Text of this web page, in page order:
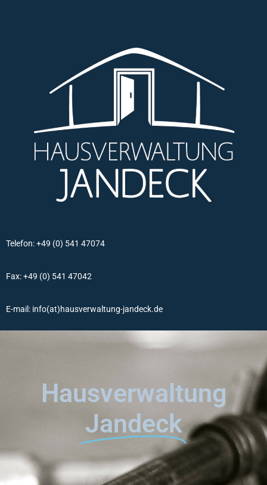
Telefon: +49 (0) 541 47074
Fax: +49 (0) 541 47042
E-mail: info(at)hausverwaltung-jandeck.de
Hausverwaltung
Jandeck